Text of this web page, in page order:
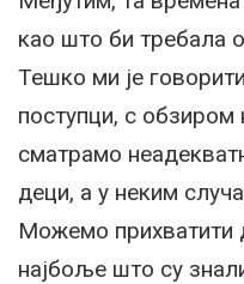
као што би требала
Тешко ми је
поступци, с обзиром
сматрамо
деци, а у неким
Можемо прихватити
најбоље што су